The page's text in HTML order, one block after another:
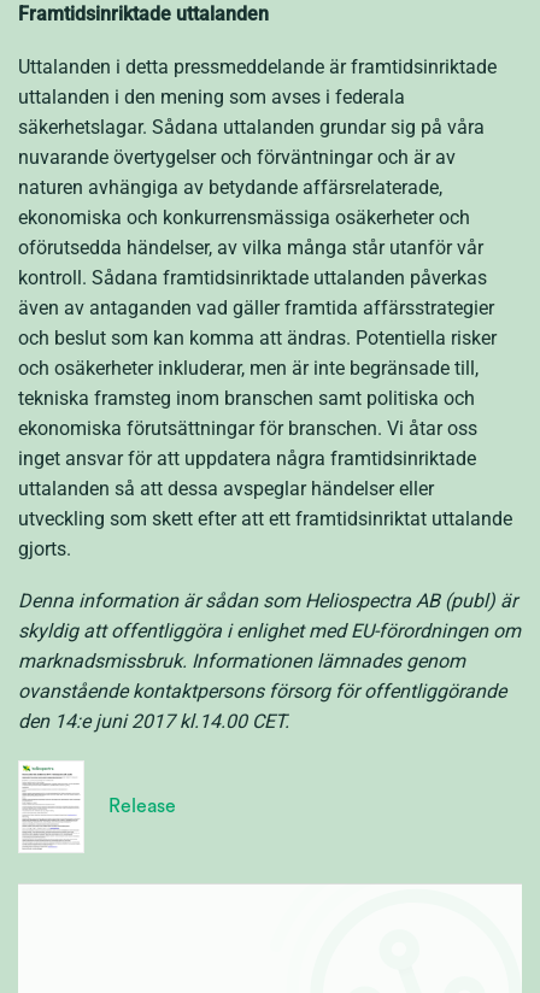
Framtidsinriktade uttalanden
Uttalanden i detta pressmeddelande är framtidsinriktade
uttalanden i den mening som avses i federala
säkerhetslagar. Sådana uttalanden grundar sig på våra
nuvarande övertygelser och förväntningar och är av
naturen avhängiga av betydande affärsrelaterade,
ekonomiska och konkurrensmässiga osäkerheter och
oförutsedda händelser, av vilka många står utanför vår
kontroll. Sådana framtidsinriktade uttalanden påverkas
även av antaganden vad gäller framtida affärsstrategier
och beslut som kan komma att ändras. Potentiella risker
och osäkerheter inkluderar, men är inte begränsade till,
tekniska framsteg inom branschen samt politiska och
ekonomiska förutsättningar för branschen. Vi åtar oss
inget ansvar för att uppdatera några framtidsinriktade
uttalanden så att dessa avspeglar händelser eller
utveckling som skett efter att ett framtidsinriktat uttalande
gjorts.
Denna information är sådan som Heliospectra AB (publ) är
skyldig att offentliggöra i enlighet med EU-förordningen om
marknadsmissbruk. Informationen lämnades genom
ovanstående kontaktpersons försorg för offentliggörande
den 14:e juni 2017 kl.14.00 CET.
Release